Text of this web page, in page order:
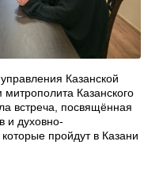
Казанской
Казанского
встреча, посвящённая
и духовно-
пройдут в Казани